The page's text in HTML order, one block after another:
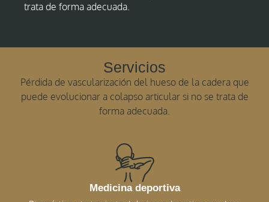
trata de forma adecuada.
Servicios
Pérdida de vascularización del hueso de la cadera que
puede evolucionar a colapso articular si no se trata de
forma adecuada.
Medicina deportiva